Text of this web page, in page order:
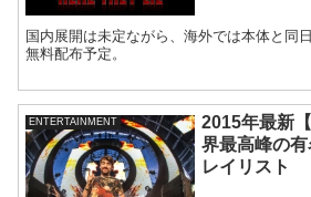
国内展開は未定ながら、海外では本体と同
無料配布予定。
ENTERTAINMENT
2015年最新
界最高峰の
レイリスト